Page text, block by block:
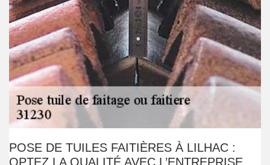
POSE DE TUILES FAITIÈRES À LILHAC :
OPTEZ LA QUALITÉ AVEC L’ENTREPRISE